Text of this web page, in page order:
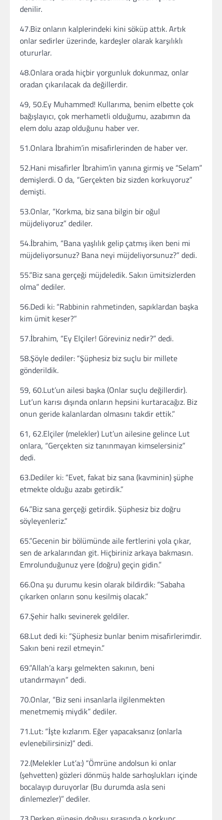
denilir.
47.Biz onların kalplerindeki kini söküp attık. Artık
onlar sedirler üzerinde, kardeşler olarak karşılıklı
otururlar.
48.Onlara orada hiçbir yorgunluk dokunmaz, onlar
oradan çıkarılacak da değillerdir.
49, 50.Ey Muhammed! Kullarıma, benim elbette çok
bağışlayıcı, çok merhametli olduğumu, azabımın da
elem dolu azap olduğunu haber ver.
51.Onlara İbrahim’in misafirlerinden de haber ver.
52.Hani misafirler İbrahim’in yanına girmiş ve “Selam”
demişlerdi. O da, “Gerçekten biz sizden korkuyoruz”
demişti.
53.Onlar, “Korkma, biz sana bilgin bir oğul
müjdeliyoruz” dediler.
54.İbrahim, “Bana yaşlılık gelip çatmış iken beni mi
müjdeliyorsunuz? Bana neyi müjdeliyorsunuz?” dedi.
55.”Biz sana gerçeği müjdeledik. Sakın ümitsizlerden
olma” dediler.
56.Dedi ki: “Rabbinin rahmetinden, sapıklardan başka
kim ümit keser?”
57.İbrahim, “Ey Elçiler! Göreviniz nedir?” dedi.
58.Şöyle dediler: “Şüphesiz biz suçlu bir millete
gönderildik.
59, 60.Lut’un ailesi başka (Onlar suçlu değillerdir).
Lut’un karısı dışında onların hepsini kurtaracağız. Biz
onun geride kalanlardan olmasını takdir ettik.”
61, 62.Elçiler (melekler) Lut’un ailesine gelince Lut
onlara, “Gerçekten siz tanınmayan kimselersiniz”
dedi.
63.Dediler ki: “Evet, fakat biz sana (kavminin) şüphe
etmekte olduğu azabı getirdik.”
64.”Biz sana gerçeği getirdik. Şüphesiz biz doğru
söyleyenleriz.”
65.”Gecenin bir bölümünde aile fertlerini yola çıkar,
sen de arkalarından git. Hiçbiriniz arkaya bakmasın.
Emrolunduğunuz yere (doğru) geçin gidin.”
66.Ona şu durumu kesin olarak bildirdik: “Sabaha
çıkarken onların sonu kesilmiş olacak.”
67.Şehir halkı sevinerek geldiler.
68.Lut dedi ki: “Şüphesiz bunlar benim misafirlerimdir.
Sakın beni rezil etmeyin.”
69.”Allah’a karşı gelmekten sakının, beni
utandırmayın” dedi.
70.Onlar, “Biz seni insanlarla ilgilenmekten
menetmemiş miydik” dediler.
71.Lut: “İşte kızlarım. Eğer yapacaksanız (onlarla
evlenebilirsiniz)” dedi.
72.(Melekler Lut’a:) “Ömrüne andolsun ki onlar
(şehvetten) gözleri dönmüş halde sarhoşlukları içinde
bocalayıp duruyorlar (Bu durumda asla seni
dinlemezler)” dediler.